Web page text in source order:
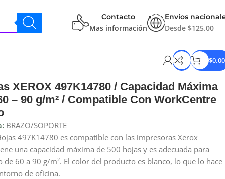
Contacto
Mas información
Envíos
Desde $125.00
$0.00
XEROX 497K14780 / Capacidad Máxima
– 90 g/m² / Compatible Con WorkCentre
BRAZO/SOPORTE
497K14780 es compatible con las impresoras Xerox
una capacidad máxima de 500 hojas y es adecuada para
de 60 a 90 g/m². El color del producto es blanco, lo que lo hace
de oficina.